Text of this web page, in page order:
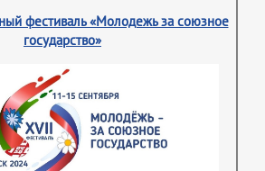
фестиваль «Молодежь за союзное
государство»